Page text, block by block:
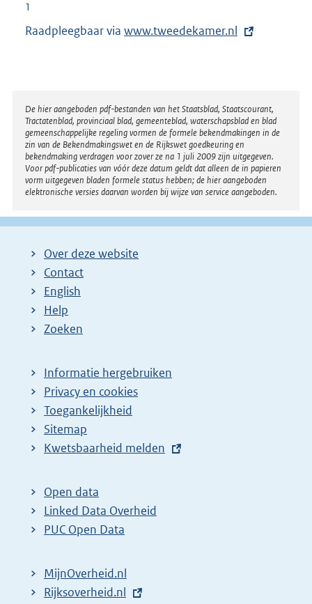
1
Raadpleegbaar via E
r
n
e
l
i
n
k
www.tweedekamer.nl
Disclaimer
De hier aangeboden pdf-bestanden van het Staatsblad, Staatscourant,
Tractatenblad, provinciaal blad, gemeenteblad, waterschapsblad en blad
gemeenschappelijke regeling vormen de formele bekendmakingen in de
zin van de Bekendmakingswet en de Rijkswet goedkeuring en
bekendmaking verdragen voor zover ze na 1 juli 2009 zijn uitgegeven.
Voor pdf-publicaties van vóór deze datum geldt dat alleen de in papieren
vorm uitgegeven bladen formele status hebben; de hier aangeboden
elektronische versies daarvan worden bij wijze van service aangeboden.
Over deze website
Contact
English
Help
Zoeken
Informatie hergebruiken
Privacy en cookies
Toegankelijkheid
Sitemap
E
t
e
r
l
i
Kwetsbaarheid melden
Open data
Linked Data Overheid
PUC Open Data
MijnOverheid.nl
E
Rijksoverheid.nl